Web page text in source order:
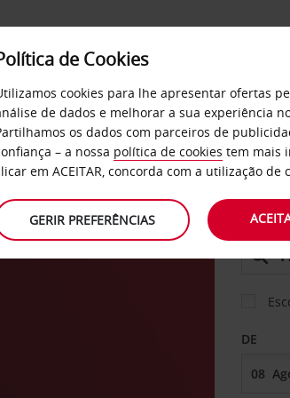
SERVIÇOS EMPRESAS
DE
de Cookies
cookies para lhe apresentar ofertas
de dados e melhorar a sua experiência
os dados com parceiros de
– a nossa política de cookies tem mais
em ACEITAR, concorda com a utilização de
GERIR PREFERÊNCIAS